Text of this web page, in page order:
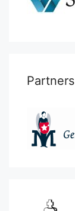
Partners